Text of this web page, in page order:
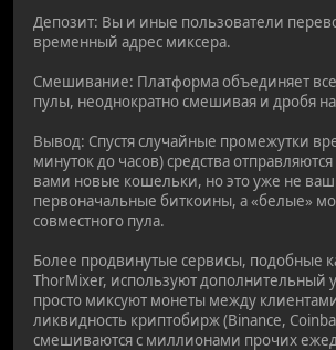
Депозит: Вы и иные пользователи
временный адрес миксера.
Смешивание: Платформа объединяет все
пулы, неоднократно смешивая и дробя
Вывод: Спустя случайные промежутки
минуток до часов) средства
вами новые кошельки, но это уже не
первоначальные биткоины, а «белые»
совместного пула.
Более продвинутые сервисы, подобные
ThorMixer, используют дополнительный
просто миксуют монеты между
ликвидность криптобирж (Binance,
смешиваются с миллионами прочих